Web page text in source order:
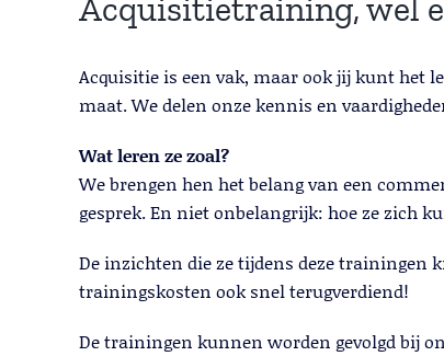
Acquisitietraining, wel
Acquisitie is een vak, maar ook jij kunt het
maat. We delen onze kennis en
Wat leren ze zoal?
We brengen hen het belang van een
gesprek. En niet onbelangrijk: hoe ze zich
De inzichten die ze tijdens deze trainingen
trainingskosten ook snel terugverdiend!
De trainingen kunnen worden gevolgd bij